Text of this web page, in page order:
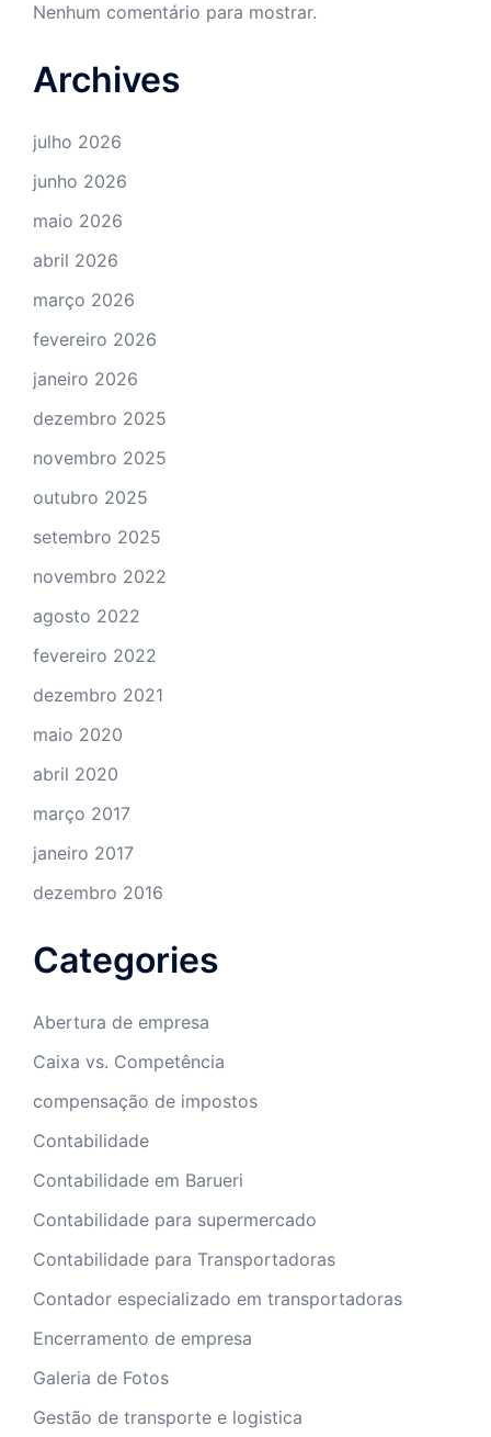
Nenhum comentário para mostrar.
Archives
julho 2026
junho 2026
maio 2026
abril 2026
março 2026
fevereiro 2026
janeiro 2026
dezembro 2025
novembro 2025
outubro 2025
setembro 2025
novembro 2022
agosto 2022
fevereiro 2022
dezembro 2021
maio 2020
abril 2020
março 2017
janeiro 2017
dezembro 2016
Categories
Abertura de empresa
Caixa vs. Competência
compensação de impostos
Contabilidade
Contabilidade em Barueri
Contabilidade para supermercado
Contabilidade para Transportadoras
Contador especializado em transportadoras
Encerramento de empresa
Galeria de Fotos
Gestão de transporte e logistica